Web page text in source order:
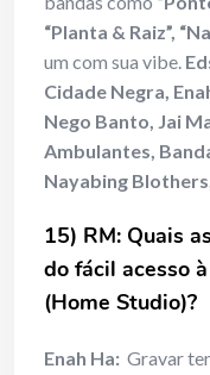
“Planta & Raiz”,
um com sua vibe.
Cidade Negra,
Nego Banto, Jai
Ambulantes,
Nayabing
15) RM: Quais
do fácil acesso
(Home Studio)?
Enah Ha: Gravar